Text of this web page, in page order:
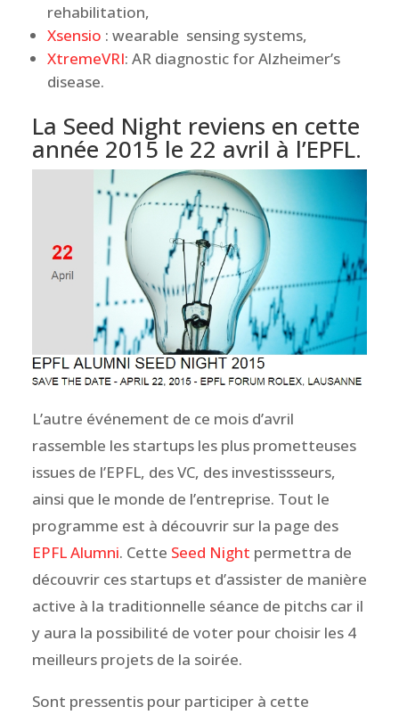
rehabilitation,
Xsensio : wearable sensing systems,
XtremeVRI: AR diagnostic for Alzheimer’s
disease.
La Seed Night reviens en cette
année 2015 le 22 avril à l’EPFL.
L’autre événement de ce mois d’avril
rassemble les startups les plus prometteuses
issues de l’EPFL, des VC, des investissseurs,
ainsi que le monde de l’entreprise. Tout le
programme est à découvrir sur la page des
EPFL Alumni. Cette Seed Night permettra de
découvrir ces startups et d’assister de manière
active à la traditionnelle séance de pitchs car il
y aura la possibilité de voter pour choisir les 4
meilleurs projets de la soirée.
Sont pressentis pour participer à cette